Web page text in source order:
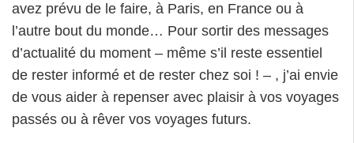
avez prévu de le faire, à Paris, en France ou à
l’autre bout du monde… Pour sortir des messages
d’actualité du moment – même s’il reste essentiel
de rester informé et de rester chez soi ! – , j’ai envie
de vous aider à repenser avec plaisir à vos voyages
passés ou à rêver vos voyages futurs.